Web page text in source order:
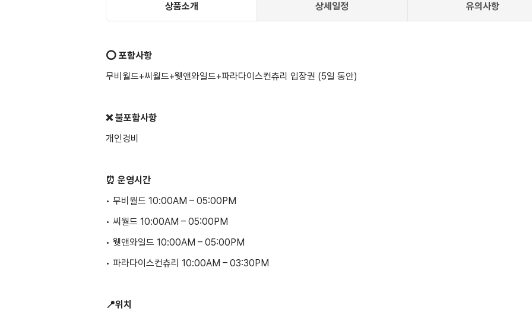
상품소개 상세일정 유의사항
⭕️ 포함사항
무비월드+씨월드+웻앤와일드+파라다이스컨츄리 입장권 (5일 동안)
❌ 불포함사항
개인경비
⏰ 운영시간
• 무비월드 10:00AM – 05:00PM
• 씨월드 10:00AM – 05:00PM
• 웻앤와일드 10:00AM – 05:00PM
• 파라다이스컨츄리 10:00AM – 03:30PM
📍위치